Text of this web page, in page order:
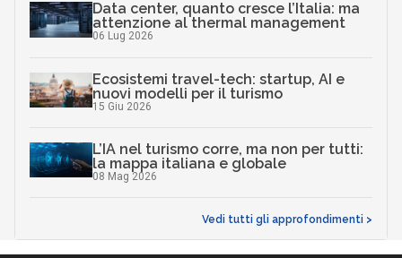
Data center, quanto cresce l’Italia: ma
attenzione al thermal management
06 Lug 2026
Ecosistemi travel-tech: startup, AI e
nuovi modelli per il turismo
15 Giu 2026
L’IA nel turismo corre, ma non per tutti:
la mappa italiana e globale
08 Mag 2026
Vedi tutti gli approfondimenti >